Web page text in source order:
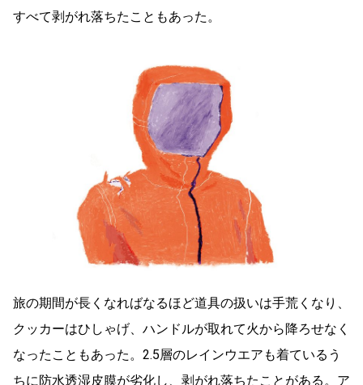
すべて剥がれ落ちたこともあった。
旅の期間が長くなればなるほど道具の扱いは手荒くなり、
クッカーはひしゃげ、ハンドルが取れて火から降ろせなく
なったこともあった。2.5層のレインウエアも着ているう
ちに防水透湿皮膜が劣化し、剥がれ落ちたことがある。ア